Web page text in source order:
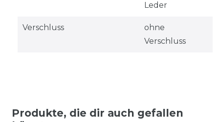
Leder
Verschluss
ohne
Verschluss
Produkte, die dir auch gefallen